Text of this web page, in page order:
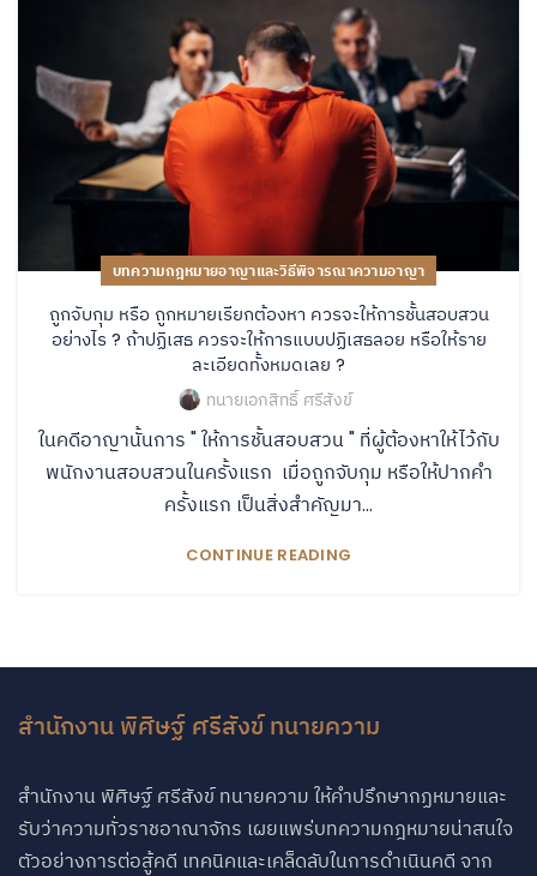
บทความกฎหมายอาญาและวิธีพิจารณาความอาญา
ถูกจับกุม หรือ ถูกหมายเรียกต้องหา ควรจะให้การชั้นสอบสวน
อย่างไร ? ถ้าปฏิเสธ ควรจะให้การแบบปฏิเสธลอย หรือให้ราย
ละเอียดทั้งหมดเลย ?
ทนายเอกสิทธิ์ ศรีสังข์
ในคดีอาญานั้นการ " ให้การชั้นสอบสวน " ที่ผู้ต้องหาให้ไว้กับ
พนักงานสอบสวนในครั้งแรก เมื่อถูกจับกุม หรือให้ปากคำ
ครั้งแรก เป็นสิ่งสำคัญมา...
CONTINUE READING
สำนักงาน พิศิษฐ์ ศรีสังข์ ทนายความ
สำนักงาน พิศิษฐ์ ศรีสังข์ ทนายความ ให้คำปรึกษากฏหมายและ
รับว่าความทั่วราชอาณาจักร เผยแพร่บทความกฎหมายน่าสนใจ
ตัวอย่างการต่อสู้คดี เทคนิคและเคล็ดลับในการดำเนินคดี จาก